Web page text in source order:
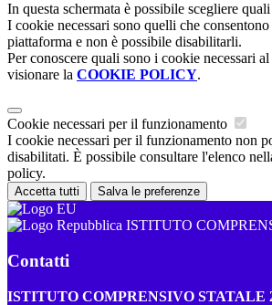
In questa schermata è possibile scegliere
I cookie necessari sono quelli che
piattaforma e non è possibile disabilitarli.
Per conoscere quali sono i cookie necessari
visionare la COOKIE POLICY.
Cookie necessari per il funzionamento
I cookie necessari per il funzionamento non
disabilitati. È possibile consultare l'elenco
policy.
Accetta tutti Salva le preferenze
ISTITUTO
Contatti
ISTITUTO COMPRENSIVO STATALE